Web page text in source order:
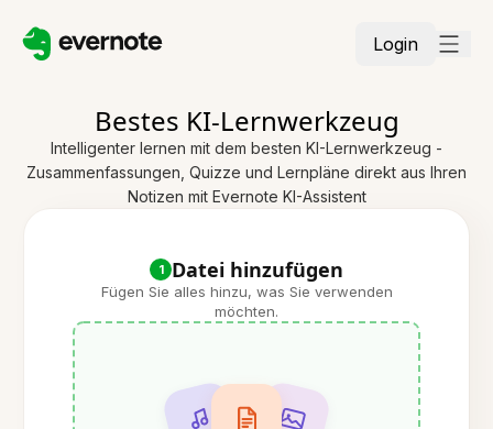
Login
Bestes KI-Lernwerkzeug
Intelligenter lernen mit dem besten KI-Lernwerkzeug -
Zusammenfassungen, Quizze und Lernpläne direkt aus Ihren
Notizen mit Evernote KI-Assistent
1 Datei hinzufügen
Fügen Sie alles hinzu, was Sie verwenden
möchten.